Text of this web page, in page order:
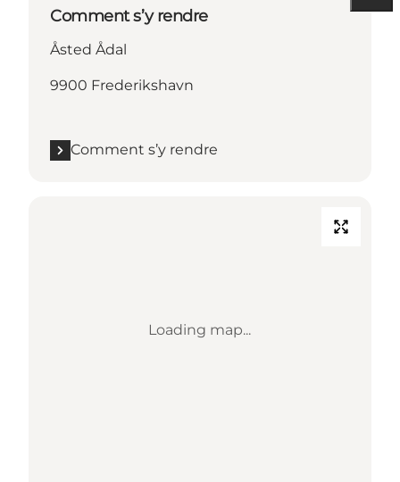
Comment s’y rendre
Åsted Ådal
9900 Frederikshavn
Comment s’y rendre
Loading map...